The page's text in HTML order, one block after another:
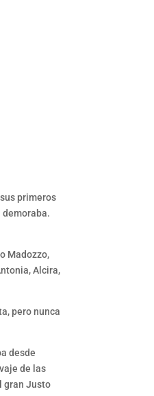
primeros
demoraba.
Madozzo,
Alcira,
pero nunca
desde
de las
gran Justo